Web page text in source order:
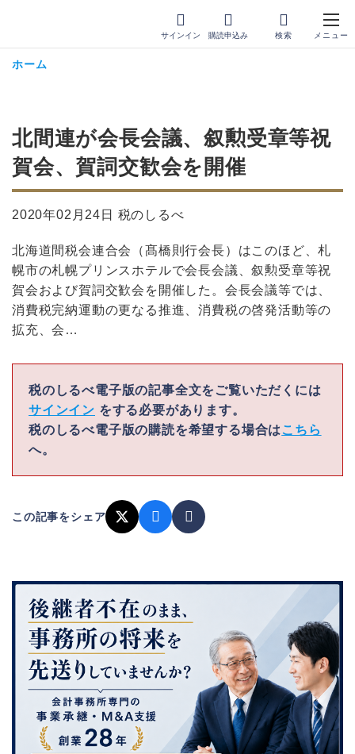
サインイン 購読申込み
ホーム
北間連が会長会議、叙勲受章等祝
賀会、賀詞交歓会を開催
2020年02月24日 税のしるべ
北海道間税会連合会（髙橋則行会長）はこのほど、札
幌市の札幌プリンスホテルで会長会議、叙勲受章等祝
賀会および賀詞交歓会を開催した。会長会議等では、
消費税完納運動の更なる推進、消費税の啓発活動等の
拡充、会…
税のしるべ電子版の記事全文をご覧いただくには
サインイン をする必要があります。
税のしるべ電子版の購読を希望する場合は こちら
へ。
この記事をシェア